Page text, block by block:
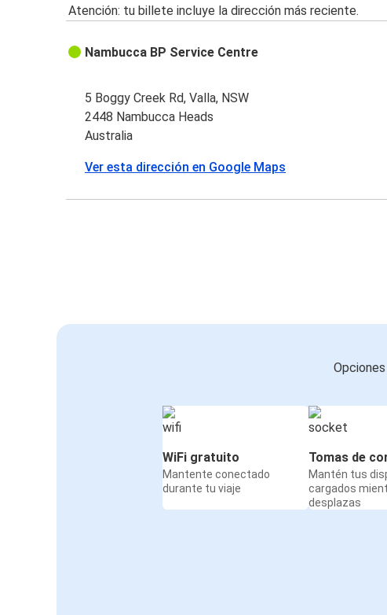
Atención: tu billete incluye la dirección más reciente.
Nambucca BP Service Centre
5 Boggy Creek Rd, Valla, NSW
2448 Nambucca Heads
Australia
Ver esta dirección en Google Maps
WiFi gratuito
Mantente conectado
durante tu viaje
Tomas de
Mantén tus
cargados
desplazas